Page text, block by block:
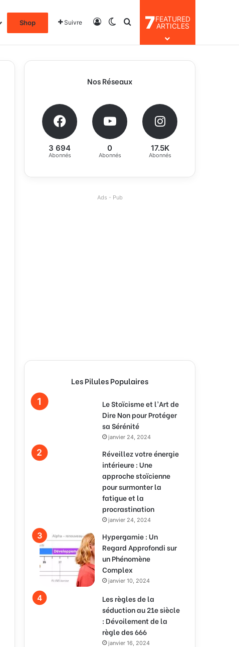
Shop Suivre ConnexionSwitch skin
Rechercher
7FEATURED
ARTICLES
Nos Réseaux
3 694
Abonnés
0
Abonnés
17.5K
Abonnés
Ads - Pub
Les Pilules Populaires
Le Stoïcisme et l’Art de
Dire Non pour Protéger
sa Sérénité
janvier 24, 2024
Réveillez votre énergie
intérieure : Une
approche stoïcienne
pour surmonter la
fatigue et la
procrastination
janvier 24, 2024
Hypergamie : Un
Regard Approfondi sur
un Phénomène
Complex
janvier 10, 2024
Les règles de la
séduction au 21e siècle
: Dévoilement de la
règle des 666
janvier 16, 2024